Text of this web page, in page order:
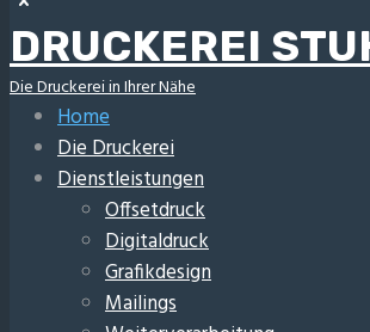
DRUCKEREI
Die Druckerei in Ihrer Nähe
Home
Die Druckerei
Dienstleistungen
Offsetdruck
Digitaldruck
Grafikdesign
Mailings